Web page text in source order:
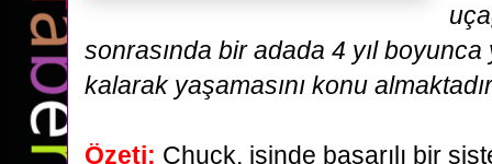
sonrasında bir adada 4 yıl boyunca
kalarak yaşamasını konu
Özeti; Chuck, işinde başarılı bir